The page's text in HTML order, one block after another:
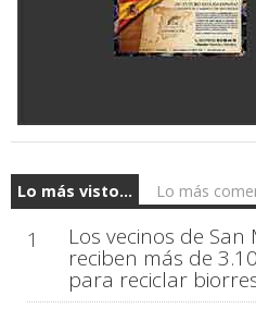
Lo más visto... Lo más
1 Los vecinos de
reciben más de
para reciclar